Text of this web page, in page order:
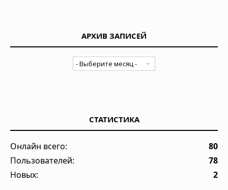
АРХИВ ЗАПИСЕЙ
СТАТИСТИКА
Онлайн всего:
80
Пользователей:
78
Новых:
2